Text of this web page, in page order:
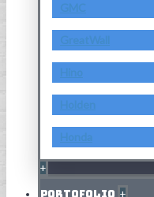
GMC
GreatWall
Hino
Holden
Honda
+
Portofolio +